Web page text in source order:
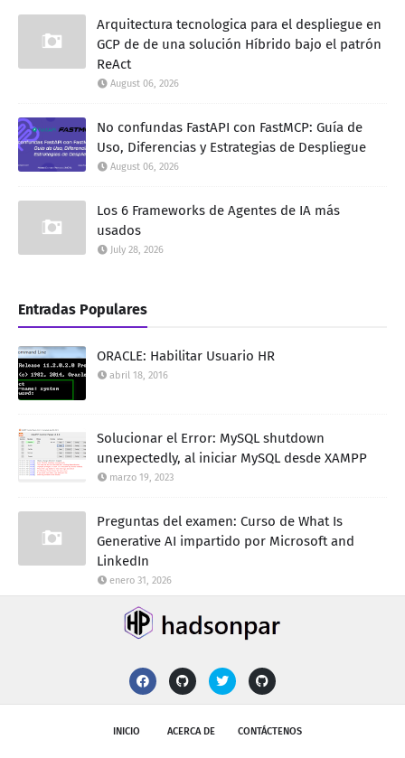
Arquitectura tecnologica para el despliegue en
GCP de de una solución Híbrido bajo el patrón
ReAct
August 06, 2026
No confundas FastAPI con FastMCP: Guía de
Uso, Diferencias y Estrategias de Despliegue
August 06, 2026
Los 6 Frameworks de Agentes de IA más
usados
July 28, 2026
Entradas Populares
ORACLE: Habilitar Usuario HR
abril 18, 2016
Solucionar el Error: MySQL shutdown
unexpectedly, al iniciar MySQL desde XAMPP
marzo 19, 2023
Preguntas del examen: Curso de What Is
Generative AI impartido por Microsoft and
LinkedIn
enero 31, 2026
INICIO ACERCA DE CONTÁCTENOS